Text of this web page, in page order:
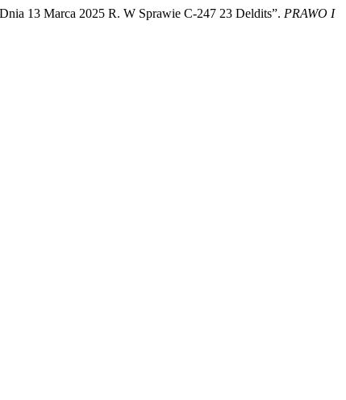
13 Marca 2025 R. W Sprawie C-247 23 Deldits”. PRAWO I